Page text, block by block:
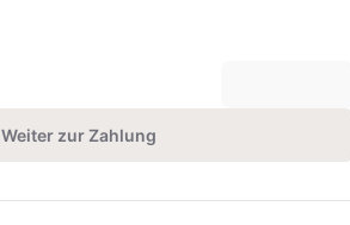
Weiter zur Zahlung